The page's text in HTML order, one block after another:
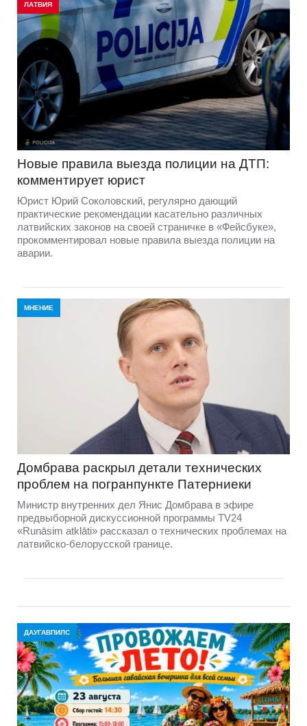
ЛАТВИЯ
Новые правила выезда полиции на ДТП:
комментирует юрист
Юрист Юрий Соколовский, регулярно дающий
практические рекомендации касательно различных
латвийских законов на своей страничке в «Фейсбуке»,
прокомментировал новые правила выезда полиции на
аварии.
МНЕНИЕ
Домбравa раскрыл детали технических
проблем на погранпункте Патерниеки
Министр внутренних дел Янис Домбрава в эфире
предвыборной дискуссионной программы TV24
«Runāsim atklāti» рассказал о технических проблемах на
латвийско-белорусской границе.
ДАУГАВПИЛС